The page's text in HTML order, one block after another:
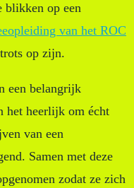
blikken op een
van het ROC
op zijn.
een belangrijk
het heerlijk om écht
van een
Samen met deze
zodat ze zich